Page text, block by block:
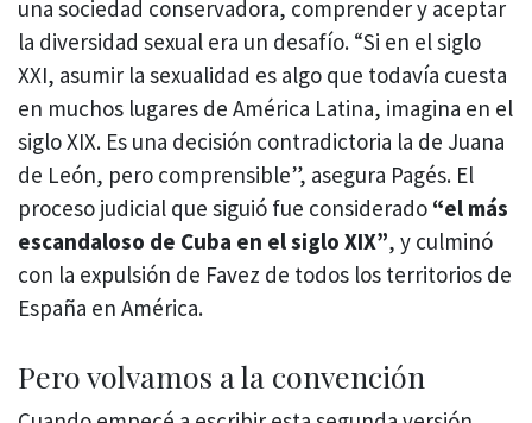
una sociedad conservadora, comprender y aceptar
la diversidad sexual era un desafío. “Si en el siglo
XXI, asumir la sexualidad es algo que todavía cuesta
en muchos lugares de América Latina, imagina en el
siglo XIX. Es una decisión contradictoria la de Juana
de León, pero comprensible”, asegura Pagés. El
proceso judicial que siguió fue considerado “el más
escandaloso de Cuba en el siglo XIX”, y culminó
con la expulsión de Favez de todos los territorios de
España en América.
Pero volvamos a la convención